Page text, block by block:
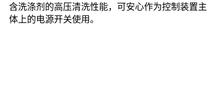
含洗涤剂的高压清洗性能，可安心作为控制装置主
体上的电源开关使用。